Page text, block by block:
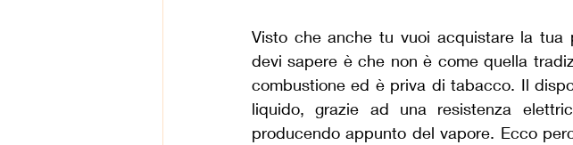
Visto che anche tu vuoi acquistare la
devi sapere è che non è come quella
combustione ed è priva di tabacco. Il
liquido, grazie ad una resistenza
producendo appunto del vapore. Ecco